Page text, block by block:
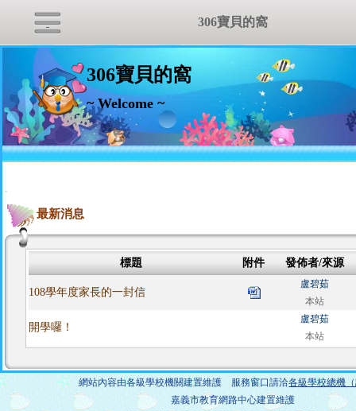
306寶貝的窩
~ Welcome ~
:::
最新消息
標題 附件 發佈者/來源
108學年度家長的一封信
盧碧茹
本站
開學囉！
盧碧茹
本站
網站內容由各級學校機關建置維護 服務窗口請洽各級學校總機
嘉義市教育網路中心建置維護
306寶貝的窩